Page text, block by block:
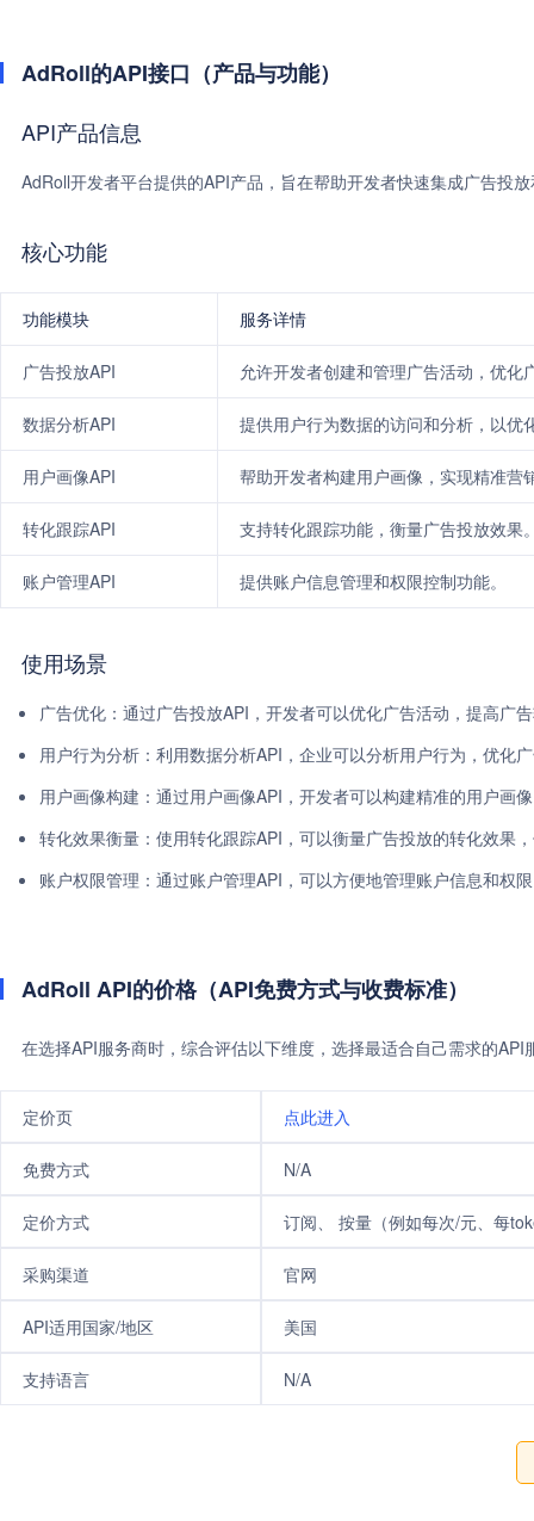
AdRoll的API接口（产品与功能）
API产品信息
AdRoll开发者平台提供的API产品，旨在帮助开发者快速集成广告投
核心功能
功能模块 服务详情
广告投放API 允许开发者创建和管理广告活动，优化
数据分析API 提供用户行为数据的访问和分析，以优
用户画像API 帮助开发者构建用户画像，实现精准营
转化跟踪API 支持转化跟踪功能，衡量广告投放效果
账户管理API 提供账户信息管理和权限控制功能。
使用场景
广告优化：通过广告投放API，开发者可以优化广告活动，提高广
用户行为分析：利用数据分析API，企业可以分析用户行为，优化
用户画像构建：通过用户画像API，开发者可以构建精准的用户画
转化效果衡量：使用转化跟踪API，可以衡量广告投放的转化效果
账户权限管理：通过账户管理API，可以方便地管理账户信息和权
AdRoll API的价格（API免费方式与收费标准）
在选择API服务商时，综合评估以下维度，选择最适合自己需求的
定价页 点此进入
免费方式 N/A
定价方式 订阅、 按量（例如每次/元、每
采购渠道 官网
API适用国家/地区 美国
支持语言 N/A